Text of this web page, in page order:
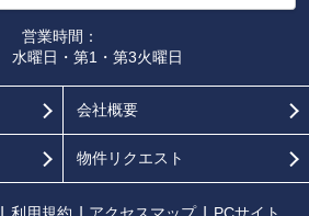
営業時間：
水曜日・第1・第3火曜日
会社概要
物件リクエスト